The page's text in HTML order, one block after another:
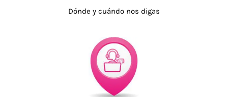
Dónde y cuándo nos digas